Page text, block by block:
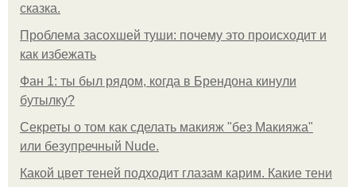
сказка.
Проблема засохшей туши: почему это происходит и
как избежать
Фан 1: ты был рядом, когда в Брендона кинули
бутылку?
Секреты о том как сделать макияж "без Макияжа"
или безупречный Nude.
Какой цвет теней подходит глазам карим. Какие тени